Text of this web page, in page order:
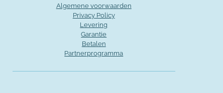
Algemene voorwaarden
Privacy Policy
Levering
Garantie
Betalen
Partnerprogramma